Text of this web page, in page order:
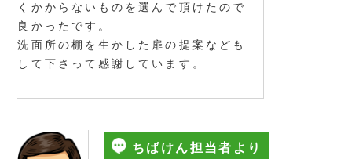
くかからないものを選んで頂けたので
良かったです。
洗面所の棚を生かした扉の提案なども
して下さって感謝しています。
ちばけん担当者より